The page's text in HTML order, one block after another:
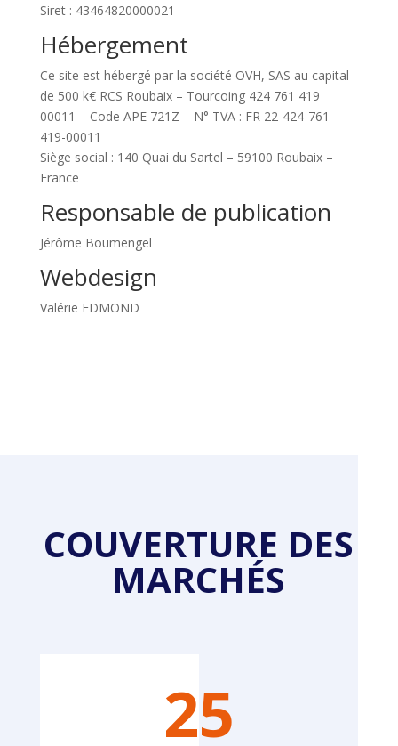
Siret : 43464820000021
Hébergement
Ce site est hébergé par la société OVH, SAS au capital
de 500 k€ RCS Roubaix – Tourcoing 424 761 419
00011 – Code APE 721Z – N° TVA : FR 22-424-761-
419-00011
Siège social : 140 Quai du Sartel – 59100 Roubaix –
France
Responsable de publication
Jérôme Boumengel
Webdesign
Valérie EDMOND
COUVERTURE DES
MARCHÉS
25